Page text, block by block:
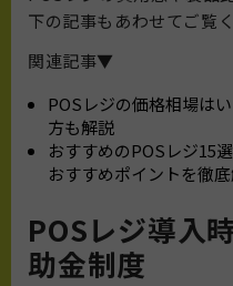
下の記事もあわせてご覧く
関連記事▼
POSレジの価格相場は
方も解説
おすすめのPOSレジ15
おすすめポイントを徹
POSレジ導入
助金制度